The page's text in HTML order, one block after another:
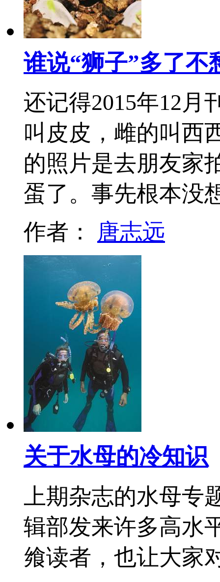
谁说“狮子”多了不
还记得2015年12月
叫皮皮，雌的叫西
的照片是去朋友家
蛋了。事先根本
作者： 唐志远
关于水母的冷知识
上期杂志的水母
辑部发来许多高水
飨读者，也让大家